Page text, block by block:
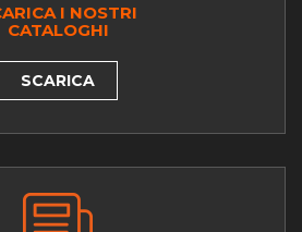
I NOSTRI
CATALOGHI
SCARICA